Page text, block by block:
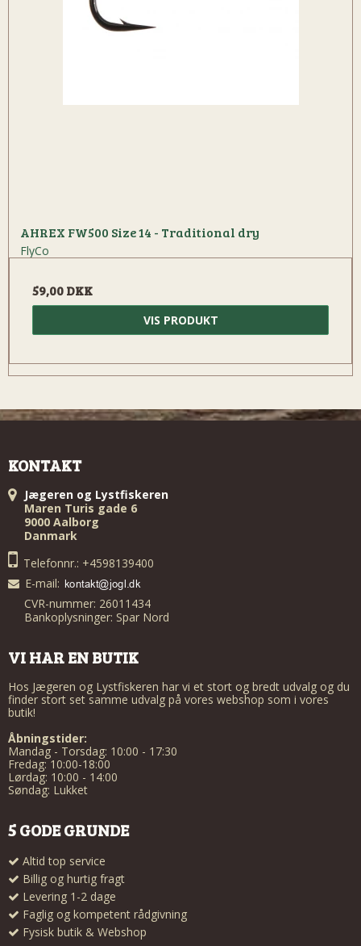
AHREX FW500 Size 14 - Traditional dry
FlyCo
59,00 DKK
VIS PRODUKT
KONTAKT
Jægeren og Lystfiskeren
Maren Turis gade 6
9000 Aalborg
Danmark
Telefonnr.: +4598139400
E-mail:
CVR-nummer: 26011434
Bankoplysninger: Spar Nord
VI HAR EN BUTIK
Hos Jægeren og Lystfiskeren har vi et stort og bredt udvalg og du
finder stort set samme udvalg på vores webshop som i vores
butik!
Åbningstider:
Mandag - Torsdag: 10:00 - 17:30
Fredag: 10:00-18:00
Lørdag: 10:00 - 14:00
Søndag: Lukket
5 GODE GRUNDE
Altid top service
Billig og hurtig fragt
Levering 1-2 dage
Faglig og kompetent rådgivning
Fysisk butik & Webshop